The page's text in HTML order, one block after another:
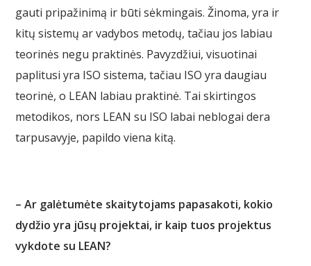
gauti pripažinimą ir būti sėkmingais. Žinoma, yra ir
kitų sistemų ar vadybos metodų, tačiau jos labiau
teorinės negu praktinės. Pavyzdžiui, visuotinai
paplitusi yra ISO sistema, tačiau ISO yra daugiau
teorinė, o LEAN labiau praktinė. Tai skirtingos
metodikos, nors LEAN su ISO labai neblogai dera
tarpusavyje, papildo viena kitą.
– Ar galėtumėte skaitytojams papasakoti, kokio
dydžio yra jūsų projektai, ir kaip tuos projektus
vykdote su LEAN?